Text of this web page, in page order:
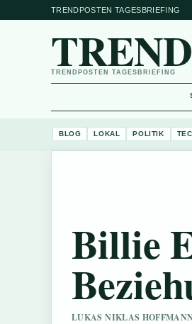
TRENDPOSTEN TAGESBRIEFING
TRENDPOSTEN TAGESBRIEFING
BLOG LOKAL POLITIK
Billie
LUKAS NIKLAS